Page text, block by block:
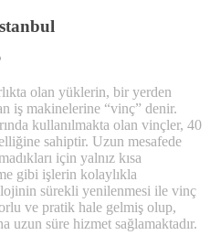
olan yüklerin, bir yerden
iş makinelerine “vinç” denir.
kullanılmakta olan vinçler, 40
sahiptir. Uzun mesafede
için yalnız kısa
gibi işlerin kolaylıkla
sürekli yenilenmesi ile vinç
ve pratik hale gelmiş olup,
uzun süre hizmet sağlamaktadır.